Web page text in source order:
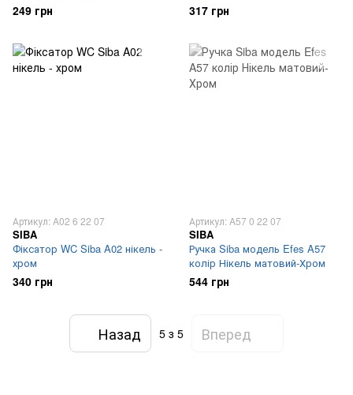
249 грн 317 грн
Артикул: A02 6 22 07
SIBA
Фіксатор WC Siba A02 нікель -
хром
340 грн
Артикул: A57 0 22 07
SIBA
Ручка Siba модель Efes A57
колір Нікель матовий-Хром
544 грн
Назад 5 з 5 Вперед